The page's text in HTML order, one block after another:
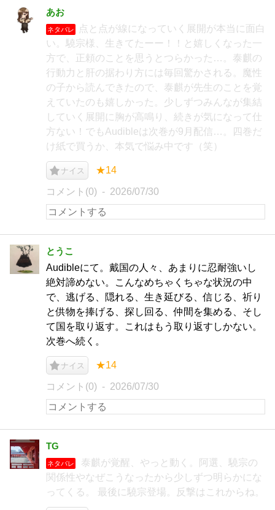
あお
ネタバレ
点と点が線になっていく展開が本当に面白
い。驍宗様、生きてたーー！！と嬉しくなった一
方で、正頼のことを思うとつらかった…。泰麒の
行動力と肝の据わり方には毎回驚かされる。魔性
の子から読んできたので、泰麒が先生のことを覚
えていたのも嬉しかった。少しずつみんなが集結
していく展開に胸が高鳴り、続きが気になって仕
方ない！でもAudibleは次巻が9月配信…。四巻だ
け紙で買うか、本気で悩み中です（笑）
ナイス ★14
コメント(0) 2026/07/30
とうこ
Audibleにて。戴国の人々、あまりに忍耐強いし
絶対諦めない。こんなめちゃくちゃな状況の中
で、逃げる、隠れる、生き延びる、信じる、祈り
と供物を捧げる、探し回る、仲間を集める、そし
て国を取り返す。これはもう取り返すしかない。
次巻へ続く。
ナイス ★14
コメント(0) 2026/07/30
TG
ネタバレ
泰麒が覚醒、やっと動く。阿選、驍宗の
関係性やなぜこうなったから少しずつ明らかにな
ってくる。 最後に驍宗登場。反撃はこれからね。